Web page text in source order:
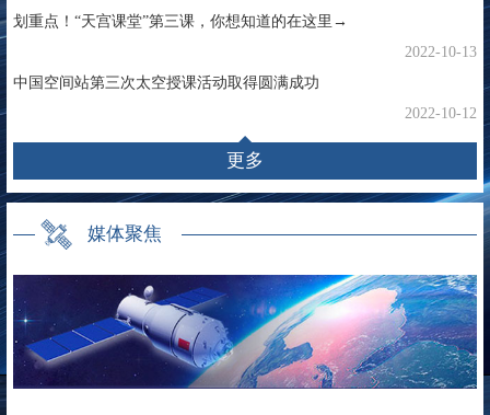
划重点！“天宫课堂”第三课，你想知道的在这里→
2022-10-13
中国空间站第三次太空授课活动取得圆满成功
2022-10-12
更多
媒体聚焦